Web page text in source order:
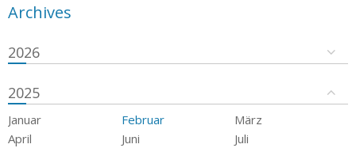
Archives
2026
2025
Januar Februar
März
April
Juni
Juli